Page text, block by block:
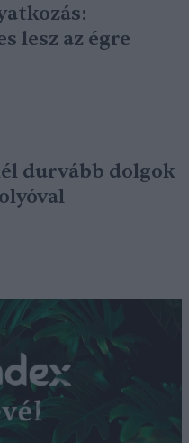
lesz az égre
durvább dolgok